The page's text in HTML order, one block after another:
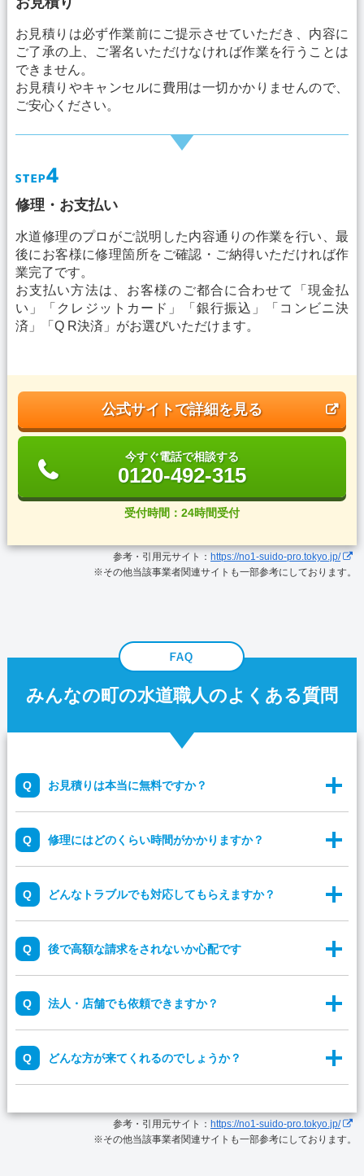
お見積りは必ず作業前にご提示させていただき、内容に
ご了承の上、ご署名いただけなければ作業を行うことは
できません。
お見積りやキャンセルに費用は一切かかりませんので、
ご安心ください。
修理・お支払い
水道修理のプロがご説明した内容通りの作業を行い、最
後にお客様に修理箇所をご確認・ご納得いただければ作
業完了です。
お支払い方法は、お客様のご都合に合わせて「現金払
い」「クレジットカード」「銀行振込」「コンビニ決
済」「Q R決済」がお選びいただけます。
公式サイトで詳細を見る
今すぐ電話で相談する
0120-492-315
受付時間：24時間受付
参考・引用元サイト： https://no1-suido-pro.tokyo.jp/
※その他当該事業者関連サイトも一部参考にしております。
みんなの町の水道職人のよくある質問
お見積りは本当に無料ですか？
修理にはどのくらい時間がかかりますか？
どんなトラブルでも対応してもらえますか？
後で高額な請求をされないか心配です
法人・店舗でも依頼できますか？
どんな方が来てくれるのでしょうか？
参考・引用元サイト： https://no1-suido-pro.tokyo.jp/
※その他当該事業者関連サイトも一部参考にしております。